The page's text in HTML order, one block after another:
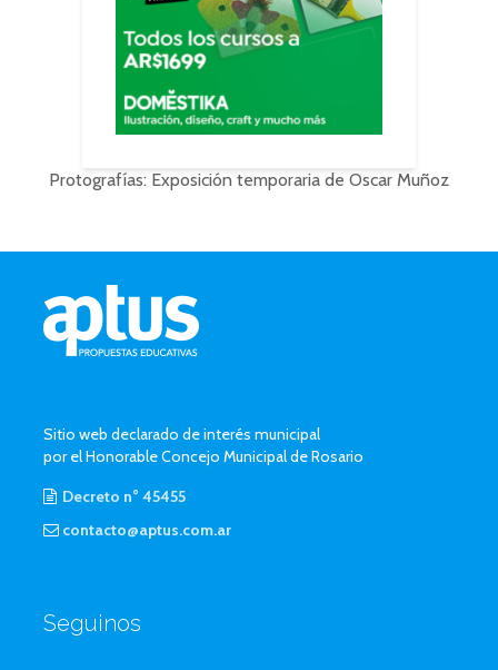
Protografías: Exposición temporaria de Oscar Muñoz
Sitio web declarado de interés municipal
por el Honorable Concejo Municipal de Rosario
Decreto n° 45455
contacto@aptus.com.ar
Seguinos